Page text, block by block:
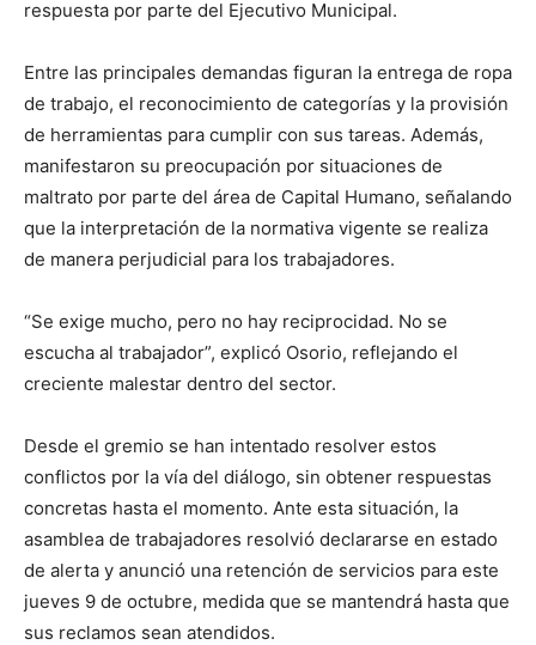
respuesta por parte del Ejecutivo Municipal.
Entre las principales demandas figuran la entrega de ropa
de trabajo, el reconocimiento de categorías y la provisión
de herramientas para cumplir con sus tareas. Además,
manifestaron su preocupación por situaciones de
maltrato por parte del área de Capital Humano, señalando
que la interpretación de la normativa vigente se realiza
de manera perjudicial para los trabajadores.
“Se exige mucho, pero no hay reciprocidad. No se
escucha al trabajador”, explicó Osorio, reflejando el
creciente malestar dentro del sector.
Desde el gremio se han intentado resolver estos
conflictos por la vía del diálogo, sin obtener respuestas
concretas hasta el momento. Ante esta situación, la
asamblea de trabajadores resolvió declararse en estado
de alerta y anunció una retención de servicios para este
jueves 9 de octubre, medida que se mantendrá hasta que
sus reclamos sean atendidos.